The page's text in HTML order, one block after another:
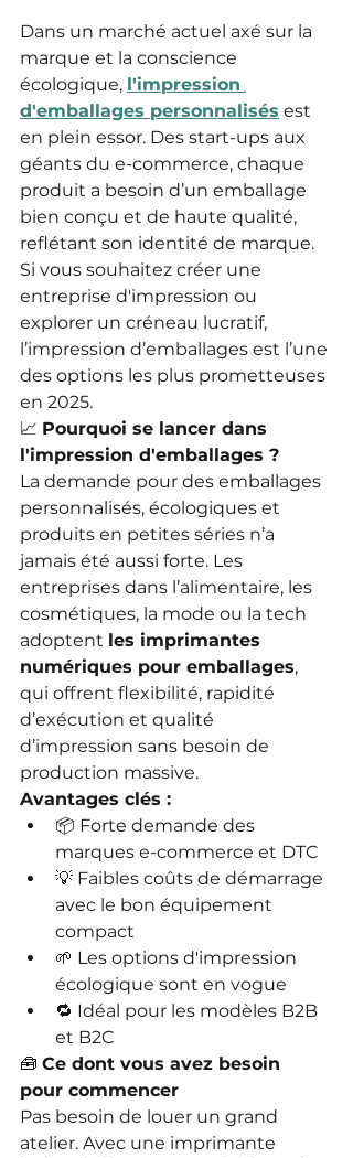
Dans un marché actuel axé sur la
marque et la conscience
écologique, l'impression
d'emballages personnalisés est
en plein essor. Des start-ups aux
géants du e-commerce, chaque
produit a besoin d’un emballage
bien conçu et de haute qualité,
reflétant son identité de marque.
Si vous souhaitez créer une
entreprise d'impression ou
explorer un créneau lucratif,
l’impression d’emballages est l’une
des options les plus prometteuses
en 2025.
📈 Pourquoi se lancer dans
l'impression d'emballages ?
La demande pour des emballages
personnalisés, écologiques et
produits en petites séries n’a
jamais été aussi forte. Les
entreprises dans l’alimentaire, les
cosmétiques, la mode ou la tech
adoptent les imprimantes
numériques pour emballages,
qui offrent flexibilité, rapidité
d’exécution et qualité
d’impression sans besoin de
production massive.
Avantages clés :
📦 Forte demande des
marques e-commerce et DTC
💡 Faibles coûts de démarrage
avec le bon équipement
compact
🌱 Les options d'impression
écologique sont en vogue
🔁 Idéal pour les modèles B2B
et B2C
🧰 Ce dont vous avez besoin
pour commencer
Pas besoin de louer un grand
atelier. Avec une imprimante